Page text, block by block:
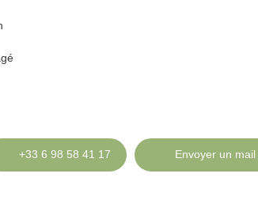
+33 6 98 58 41 17 Envoyer un mail